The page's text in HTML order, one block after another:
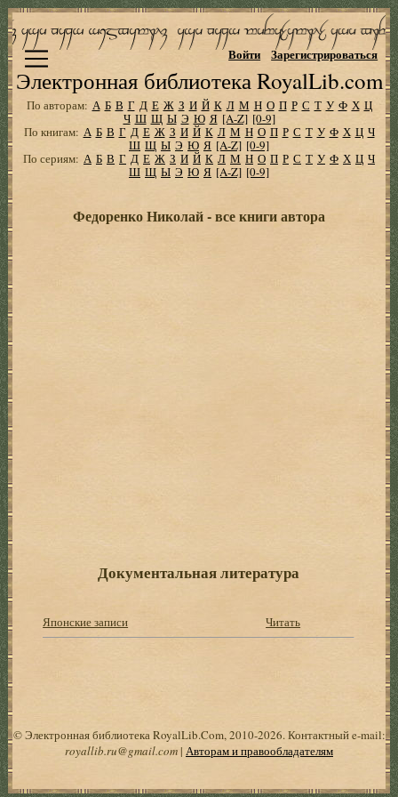
Электронная библиотека RoyalLib.com
Войти Зарегистрироваться
По авторам: А Б В Г Д Е Ж З И Й К Л М Н О П Р С Т У Ф Х Ц
Ч Ш Щ Ы Э Ю Я [A-Z] [0-9]
По книгам: А Б В Г Д Е Ж З И Й К Л М Н О П Р С Т У Ф Х Ц Ч
Ш Щ Ы Э Ю Я [A-Z] [0-9]
По сериям: А Б В Г Д Е Ж З И Й К Л М Н О П Р С Т У Ф Х Ц Ч
Ш Щ Ы Э Ю Я [A-Z] [0-9]
Федоренко Николай - все книги автора
Документальная литература
Японские записи Читать
© Электронная библиотека RoyalLib.Com, 2010-2026. Контактный e-mail:
royallib.ru@gmail.com| Авторам и правообладателям